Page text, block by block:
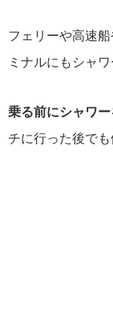
フェリーや高速
ミナルにもシャ
乗る前にシャワ
チに行った後でも